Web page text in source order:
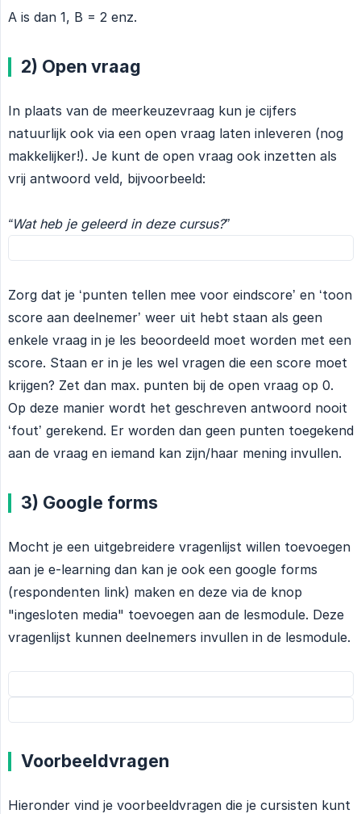
A is dan 1, B = 2 enz.
2) Open vraag
In plaats van de meerkeuzevraag kun je cijfers
natuurlijk ook via een open vraag laten inleveren (nog
makkelijker!). Je kunt de open vraag ook inzetten als
vrij antwoord veld, bijvoorbeeld:
“Wat heb je geleerd in deze cursus?”
Zorg dat je ‘punten tellen mee voor eindscore’ en ‘toon
score aan deelnemer’ weer uit hebt staan als geen
enkele vraag in je les beoordeeld moet worden met een
score. Staan er in je les wel vragen die een score moet
krijgen? Zet dan max. punten bij de open vraag op 0.
Op deze manier wordt het geschreven antwoord nooit
‘fout’ gerekend. Er worden dan geen punten toegekend
aan de vraag en iemand kan zijn/haar mening invullen.
3) Google forms
Mocht je een uitgebreidere vragenlijst willen toevoegen
aan je e-learning dan kan je ook een google forms
(respondenten link) maken en deze via de knop
"ingesloten media" toevoegen aan de lesmodule. Deze
vragenlijst kunnen deelnemers invullen in de lesmodule.
Voorbeeldvragen
Hieronder vind je voorbeeldvragen die je cursisten kunt